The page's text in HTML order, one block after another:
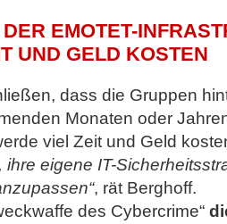
EMOTET-
UND GELD KOSTEN
dass die Gruppen
Monaten oder
viel Zeit und Geld
eigene IT-
, rät Berghoff.
des Cybercrime“